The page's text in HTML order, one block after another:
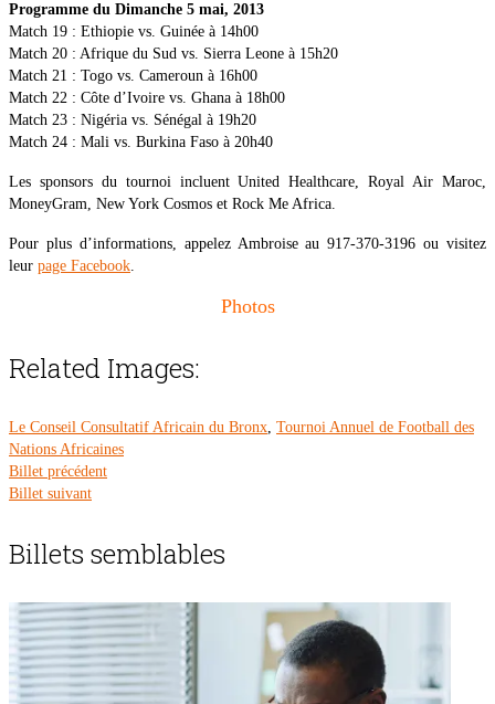
Programme du Dimanche 5 mai, 2013
Match 19 : Ethiopie vs. Guinée à 14h00
Match 20 : Afrique du Sud vs. Sierra Leone à 15h20
Match 21 : Togo vs. Cameroun à 16h00
Match 22 : Côte d’Ivoire vs. Ghana à 18h00
Match 23 : Nigéria vs. Sénégal à 19h20
Match 24 : Mali vs. Burkina Faso à 20h40
Les sponsors du tournoi incluent United Healthcare, Royal Air Maroc,
MoneyGram, New York Cosmos et Rock Me Africa.
Pour plus d’informations, appelez Ambroise au 917-370-3196 ou visitez
leur page Facebook.
Photos
Related Images:
Le Conseil Consultatif Africain du Bronx, Tournoi Annuel de Football des
Nations Africaines
Billet précédent
Billet suivant
Billets semblables